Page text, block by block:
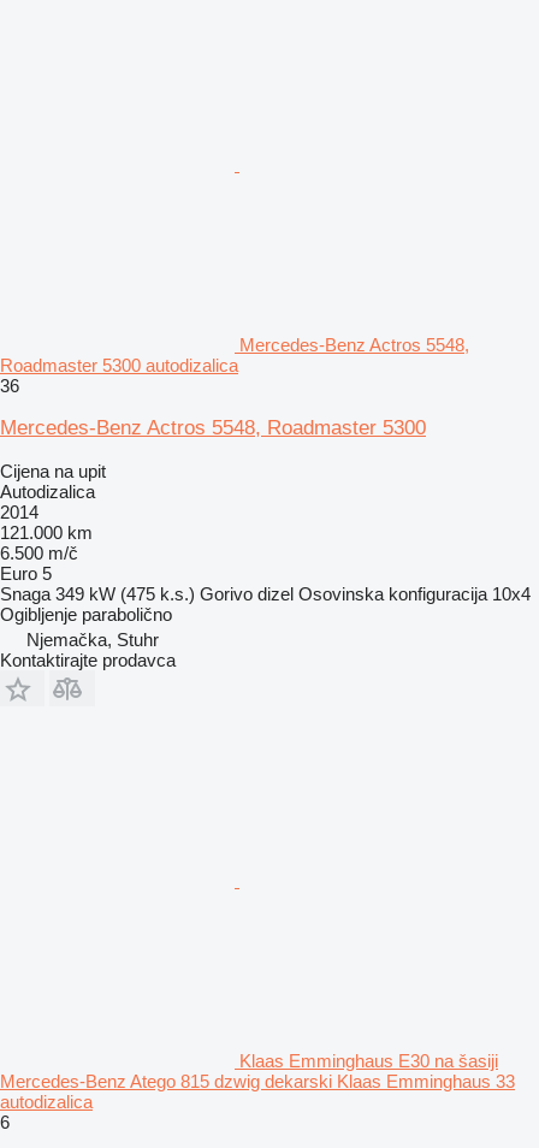
Mercedes-Benz Actros 5548,
Roadmaster 5300 autodizalica
36
Mercedes-Benz Actros 5548, Roadmaster 5300
Cijena na upit
Autodizalica
2014
121.000 km
6.500 m/č
Euro 5
Snaga 349 kW (475 k.s.) Gorivo dizel Osovinska konfiguracija 10x4
Ogibljenje parabolično
Njemačka, Stuhr
Kontaktirajte prodavca
Klaas Emminghaus E30 na šasiji
Mercedes-Benz Atego 815 dzwig dekarski Klaas Emminghaus 33
autodizalica
6